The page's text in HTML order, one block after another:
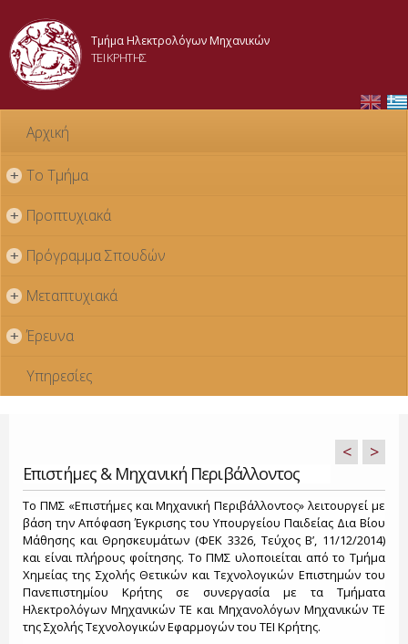
κυρίως
Τμήμα Ηλεκτρολόγων Μηχανικών
ΤΕΙ ΚΡΗΤΗΣ
Αρχική
+ Το Τμήμα
+ Προπτυχιακά
+ Πρόγραμμα Σπουδών
+ Μεταπτυχιακά
+ Έρευνα
Υπηρεσίες
Επιστήμες & Μηχανική Περιβάλλοντος
< >
Το ΠΜΣ «Επιστήμες και Μηχανική Περιβάλλοντος» λειτουργεί με
βάση την Απόφαση Έγκρισης του Υπουργείου Παιδείας Δια Βίου
Μάθησης και Θρησκευμάτων (ΦΕΚ 3326, Τεύχος Β’, 11/12/2014)
και είναι πλήρους φοίτησης. Το ΠΜΣ υλοποιείται από το Τμήμα
Χημείας της Σχολής Θετικών και Τεχνολογικών Επιστημών του
Πανεπιστημίου Κρήτης σε συνεργασία με τα Τμήματα
Ηλεκτρολόγων Μηχανικών ΤΕ και Μηχανολόγων Μηχανικών ΤΕ
της Σχολής Τεχνολογικών Εφαρμογών του ΤΕΙ Κρήτης.